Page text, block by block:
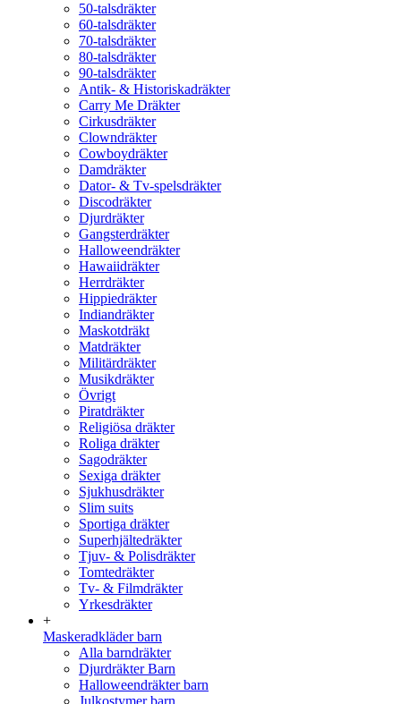
50-talsdräkter
60-talsdräkter
70-talsdräkter
80-talsdräkter
90-talsdräkter
Antik- & Historiskadräkter
Carry Me Dräkter
Cirkusdräkter
Clowndräkter
Cowboydräkter
Damdräkter
Dator- & Tv-spelsdräkter
Discodräkter
Djurdräkter
Gangsterdräkter
Halloweendräkter
Hawaiidräkter
Herrdräkter
Hippiedräkter
Indiandräkter
Maskotdräkt
Matdräkter
Militärdräkter
Musikdräkter
Övrigt
Piratdräkter
Religiösa dräkter
Roliga dräkter
Sagodräkter
Sexiga dräkter
Sjukhusdräkter
Slim suits
Sportiga dräkter
Superhjältedräkter
Tjuv- & Polisdräkter
Tomtedräkter
Tv- & Filmdräkter
Yrkesdräkter
+
Maskeradkläder barn
Alla barndräkter
Djurdräkter Barn
Halloweendräkter barn
Julkostymer barn